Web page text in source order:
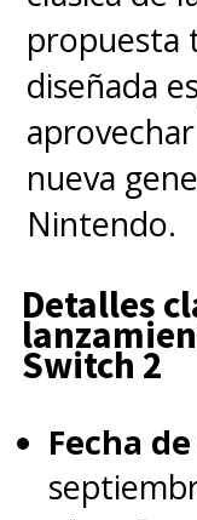
plena era
altísimo
millones.
Por ahora,
Batman",
mundo se
como
plataforma
Max.
propuesta
diseñada
nueva
Nintendo.
Detalles
Switch 2
Fecha